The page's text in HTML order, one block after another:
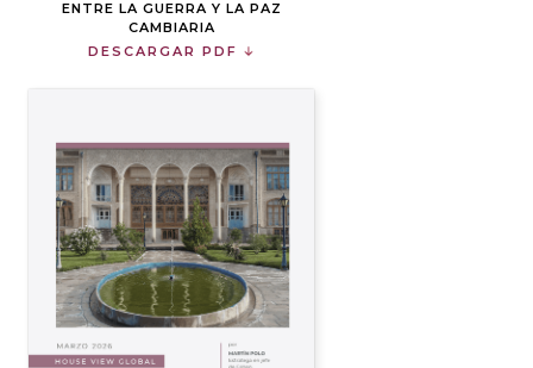
ENTRE LA GUERRA Y LA PAZ
CAMBIARIA
DESCARGAR PDF